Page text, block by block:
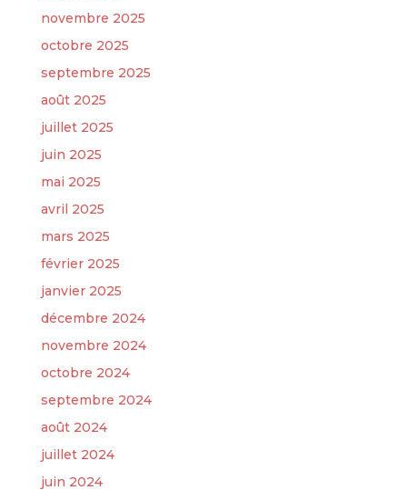
novembre 2025
octobre 2025
septembre 2025
août 2025
juillet 2025
juin 2025
mai 2025
avril 2025
mars 2025
février 2025
janvier 2025
décembre 2024
novembre 2024
octobre 2024
septembre 2024
août 2024
juillet 2024
juin 2024